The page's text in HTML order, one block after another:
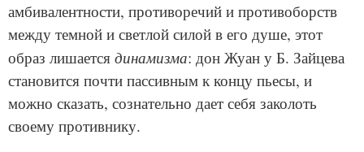
амбивалентности, противоречий и противоборств
между темной и светлой силой в его душе, этот
образ лишается динамизма: дон Жуан у Б. Зайцева
становится почти пассивным к концу пьесы, и
можно сказать, сознательно дает себя заколоть
своему противнику.